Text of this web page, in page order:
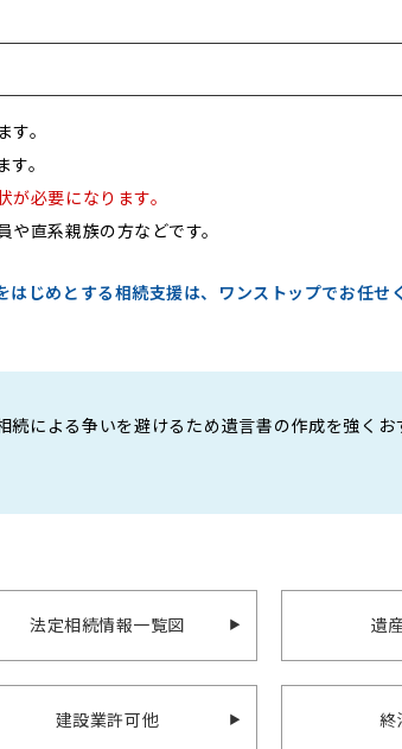
。
。
必要になります。
直系親族の方などです。
じめとする相続支援は、ワンストップでお任せ
続による争いを避けるため遺言書の作成を強くお
法定相続情報一覧図 遺
建設業許可他 終